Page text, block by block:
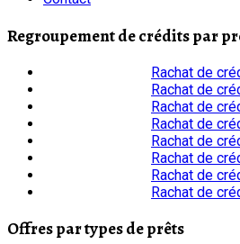
Regroupement de crédits par
Rachat de
Rachat de
Rachat de
Rachat de
Rachat de
Rachat de
Rachat de
Rachat de
Offres par types de prêts